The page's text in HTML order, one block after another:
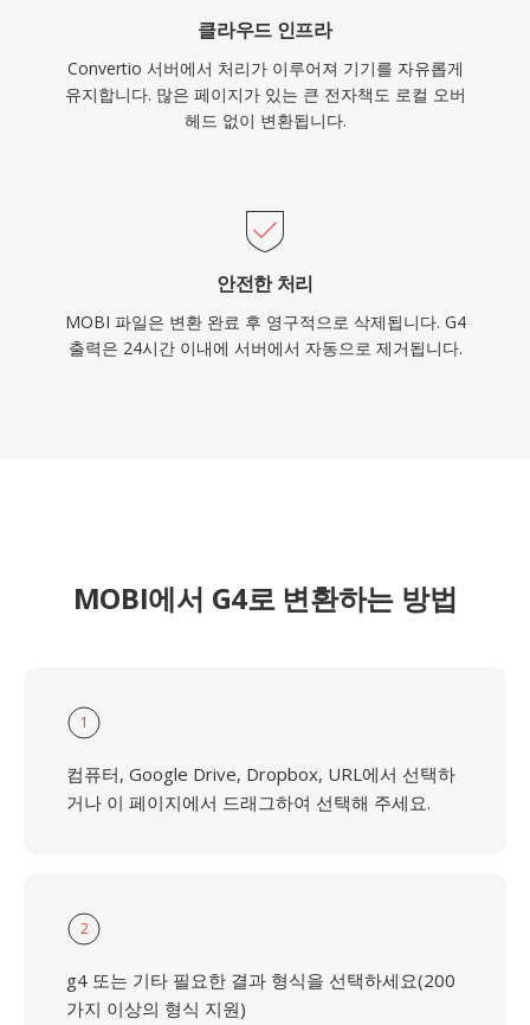
클라우드 인프라
Convertio 서버에서 처리가 이루어져 기기를 자유롭게
유지합니다. 많은 페이지가 있는 큰 전자책도 로컬 오버
헤드 없이 변환됩니다.
안전한 처리
MOBI 파일은 변환 완료 후 영구적으로 삭제됩니다. G4
출력은 24시간 이내에 서버에서 자동으로 제거됩니다.
MOBI에서 G4로 변환하는 방법
1
컴퓨터, Google Drive, Dropbox, URL에서 선택하
거나 이 페이지에서 드래그하여 선택해 주세요.
2
g4 또는 기타 필요한 결과 형식을 선택하세요(200
가지 이상의 형식 지원)